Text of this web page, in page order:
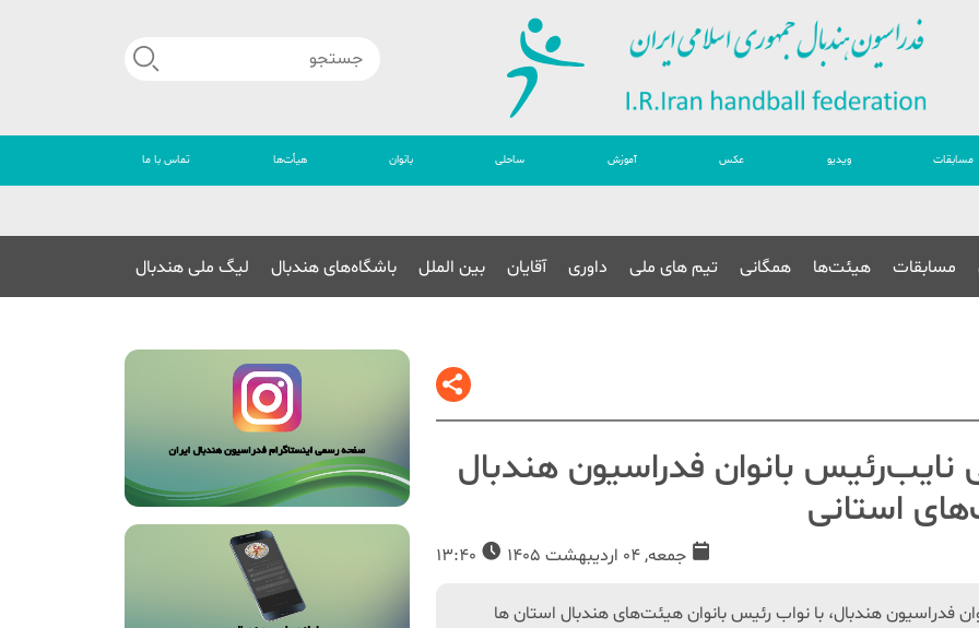
مسابقات ویدیو عکس آموزش ساحلی بانوان هیأت‌ها تماس با ما
مسابقات هیئت‌ها همگانی تیم های ملی داوری آقایان بین الملل باشگاه‌های هندبال لیگ ملی هندبال
بانوان فدراسیون هندبال
استانی
جمعه, 04 اردیبهشت 1405
هندبال، با نواب رئیس بانوان هیئت‌های هندبال استان ها